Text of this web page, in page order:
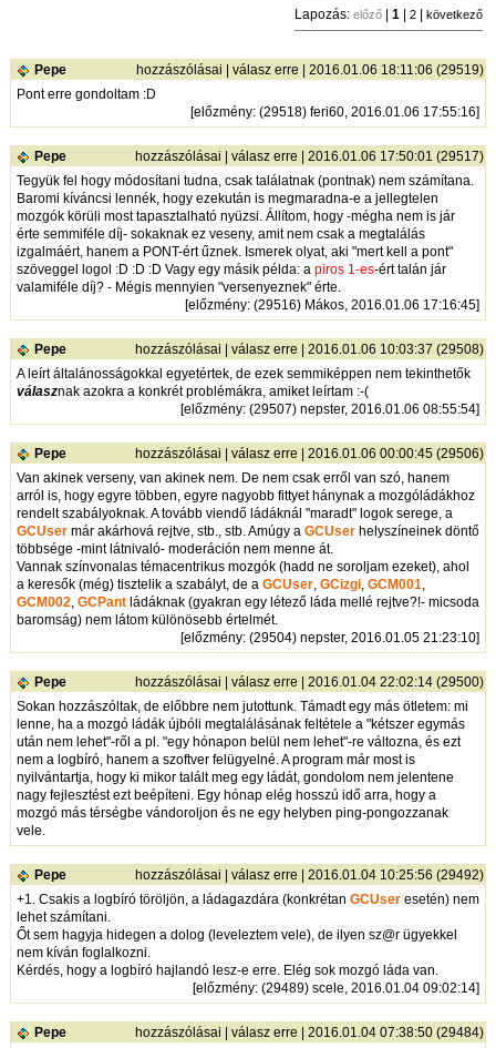
Lapozás:előző |1 2 |következő
Pepe hozzászólásai |válasz erre | 2016.01.06 18:11:06 (29519)
Pont erre gondoltam :D
[előzmény: (29518) feri60, 2016.01.06 17:55:16]
Pepe hozzászólásai |válasz erre | 2016.01.06 17:50:01 (29517)
Tegyük fel hogy módosítani tudna, csak találatnak (pontnak) nem számítana.
Baromi kíváncsi lennék, hogy ezekután is megmaradna-e a jellegtelen
mozgók körüli most tapasztalható nyüzsi. Állítom, hogy -mégha nem is jár
érte semmiféle díj- sokaknak ez veseny, amit nem csak a megtalálás
izgalmáért, hanem a PONT-ért űznek. Ismerek olyat, aki "mert kell a pont"
szöveggel logol :D :D :D Vagy egy másik példa: apiros 1-es-ért talán jár
valamiféle díj? - Mégis mennyien "versenyeznek" érte.
[előzmény: (29516) Mákos, 2016.01.06 17:16:45]
Pepe hozzászólásai |válasz erre | 2016.01.06 10:03:37 (29508)
A leírt általánosságokkal egyetértek, de ezek semmiképpen nem tekinthetők
válasznak azokra a konkrét problémákra, amiket leírtam :-(
[előzmény: (29507) nepster, 2016.01.06 08:55:54]
Pepe hozzászólásai |válasz erre | 2016.01.06 00:00:45 (29506)
Van akinek verseny, van akinek nem. De nem csak erről van szó, hanem
arról is, hogy egyre többen, egyre nagyobb fittyet hánynak a mozgóládákhoz
rendelt szabályoknak. A tovább viendő ládáknál "maradt" logok serege, a
GCUser már akárhová rejtve, stb., stb. Amúgy aGCUser helyszíneinek döntő
többsége -mint látnivaló- moderáción nem menne át.
Vannak színvonalas témacentrikus mozgók (hadd ne soroljam ezeket), ahol
a keresők (még) tisztelik a szabályt, de aGCUser,GCizgi,GCM001,
GCM002,GCPant ládáknak (gyakran egy létező láda mellé rejtve?!- micsoda
baromság) nem látom különösebb értelmét.
[előzmény: (29504) nepster, 2016.01.05 21:23:10]
Pepe hozzászólásai |válasz erre | 2016.01.04 22:02:14 (29500)
Sokan hozzászóltak, de előbbre nem jutottunk. Támadt egy más ötletem: mi
lenne, ha a mozgó ládák újbóli megtalálásának feltétele a "kétszer egymás
után nem lehet"-ről a pl. "egy hónapon belül nem lehet"-re változna, és ezt
nem a logbíró, hanem a szoftver felügyelné. A program már most is
nyilvántartja, hogy ki mikor talált meg egy ládát, gondolom nem jelentene
nagy fejlesztést ezt beépíteni. Egy hónap elég hosszú idő arra, hogy a
mozgó más térségbe vándoroljon és ne egy helyben ping-pongozzanak
vele.
Pepe hozzászólásai |válasz erre | 2016.01.04 10:25:56 (29492)
+1. Csakis a logbíró töröljön, a ládagazdára (konkrétanGCUser esetén) nem
lehet számítani.
Őt sem hagyja hidegen a dolog (leveleztem vele), de ilyen sz@r ügyekkel
nem kíván foglalkozni.
Kérdés, hogy a logbíró hajlandó lesz-e erre. Elég sok mozgó láda van.
[előzmény: (29489) scele, 2016.01.04 09:02:14]
Pepe hozzászólásai |válasz erre | 2016.01.04 07:38:50 (29484)